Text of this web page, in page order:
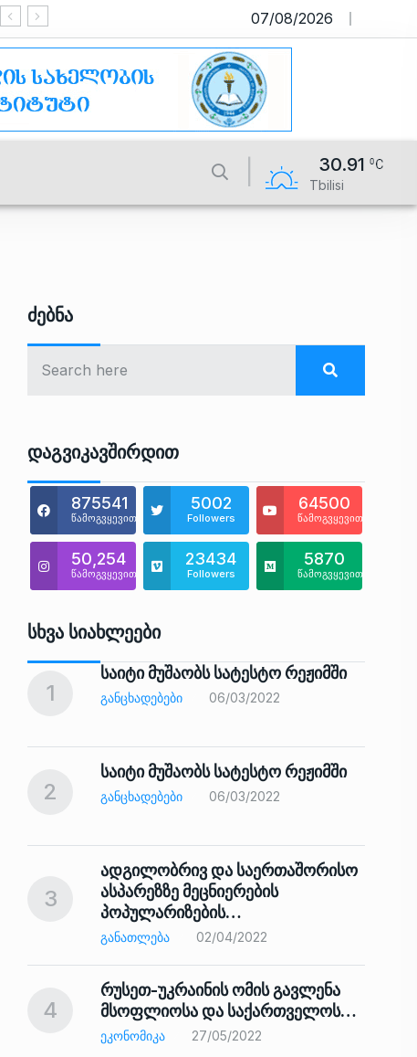
საიტი მუშაობს სატესტო რეჟიმში
07/08/2026
30.91
Tbilisi
Ძებნა
Დაგვიკავშირდით
875541
წამოგვყევით
5002
Followers
64500
წამოგვყევით
50,254
წამოგვყევით
23434
Followers
5870
წამოგვყევით
Სხვა Სიახლეები
1
საიტი მუშაობს სატესტო რეჟიმში
ᲒᲐᲜᲪᲮᲐᲓᲔᲑᲔᲑᲘ 06/03/2022
2
საიტი მუშაობს სატესტო რეჟიმში
ᲒᲐᲜᲪᲮᲐᲓᲔᲑᲔᲑᲘ 06/03/2022
3
ადგილობრივ და საერთაშორისო
ასპარეზზე მეცნიერების
პოპულარიზების…
ᲒᲐᲜᲐᲗᲚᲔᲑᲐ 02/04/2022
4
რუსეთ-უკრაინის ომის გავლენა
მსოფლიოსა და საქართველოს…
ᲔᲙᲝᲜᲝᲛᲘᲙᲐ 27/05/2022